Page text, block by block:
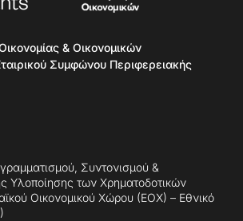
& Οικονομικών
Συμφώνου Περιφερειακής
Συντονισμού &
Υλοποίησης των Χρηματοδοτικών
Οικονομικού Χώρου (ΕΟΧ) – Εθνικό